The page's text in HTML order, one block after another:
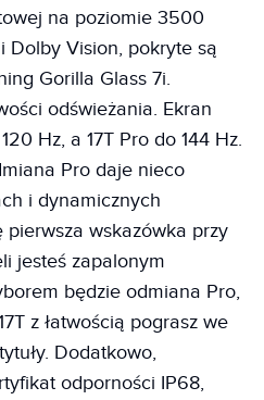
na poziomie 3500
Dolby Vision, pokryte są
Gorilla Glass 7i.
odświeżania. Ekran
Hz, a 17T Pro do 144 Hz.
Pro daje nieco
i dynamicznych
pierwsza wskazówka przy
jesteś zapalonym
będzie odmiana Pro,
z łatwością pograsz we
Dodatkowo,
odporności IP68,